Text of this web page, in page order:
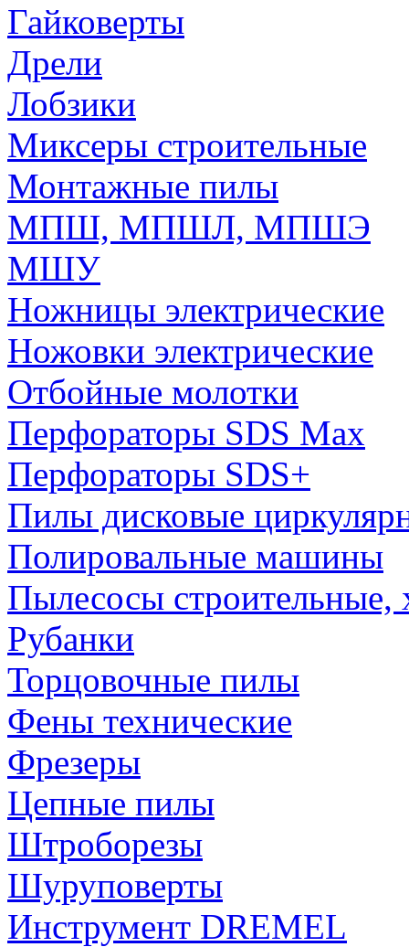
Гайковерты
Дрели
Лобзики
Миксеры строительные
Монтажные пилы
МПШ, МПШЛ, МПШЭ
МШУ
Ножницы электрические
Ножовки электрические
Отбойные молотки
Перфораторы SDS Max
Перфораторы SDS+
Пилы дисковые
Полировальные машины
Пылесосы строительные,
Рубанки
Торцовочные пилы
Фены технические
Фрезеры
Цепные пилы
Штроборезы
Шуруповерты
Инструмент DREMEL